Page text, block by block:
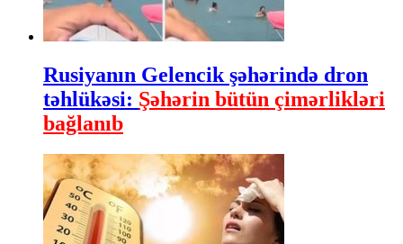
Rusiyanın Gelencik şəhərində dron
təhlükəsi: Şəhərin bütün çimərlikləri
bağlanıb